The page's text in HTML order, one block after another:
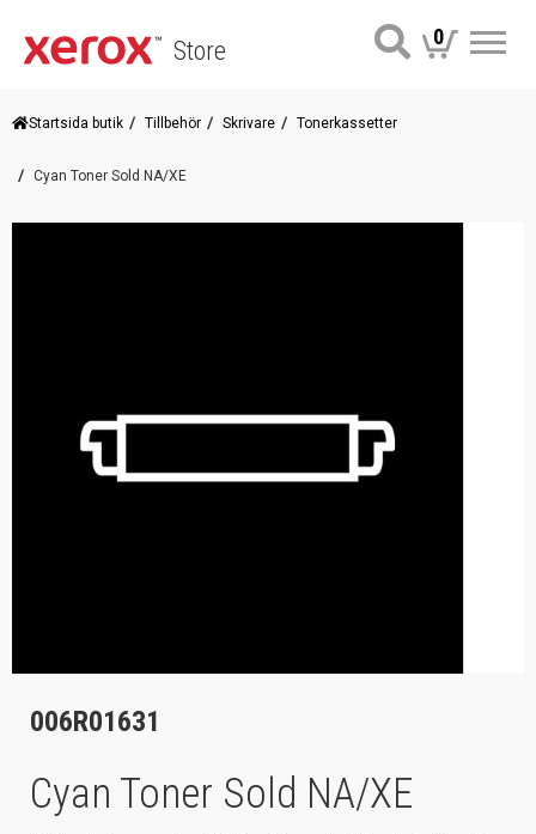
Store 0
Startsida butik Tillbehör Skrivare Tonerkassetter
Cyan Toner Sold NA/XE
006R01631
Cyan Toner Sold NA/XE